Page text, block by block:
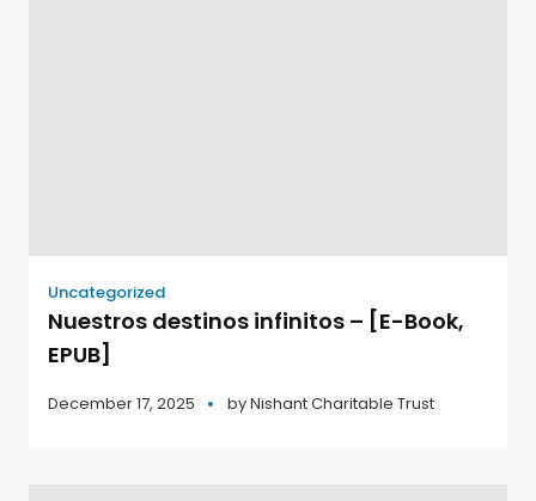
Uncategorized
Nuestros destinos infinitos – [E-Book,
EPUB]
December 17, 2025 byNishant Charitable Trust